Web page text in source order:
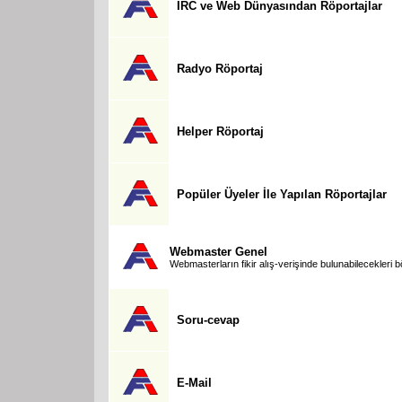
IRC ve Web Dünyasından Röportajlar
Radyo Röportaj
Helper Röportaj
Popüler Üyeler İle Yapılan Röportajlar
Webmaster Genel
Webmasterların fikir alış-verişinde bulunabilecekleri
Soru-cevap
E-Mail